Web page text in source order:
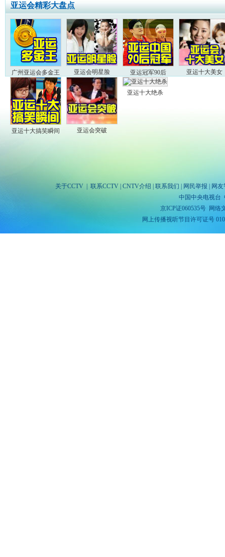
亚运会精彩大盘点
广州亚运会多金王 亚运会明星脸 亚运冠军90后 亚运十大美女
亚运十大搞笑瞬间 亚运会突破
亚运十大绝杀
关于CCTV 联系CCTV CNTV介绍 联系我们 网民举报
网
中国中央电视台
京ICP证060535号网络
网上传播视听节目许可证号